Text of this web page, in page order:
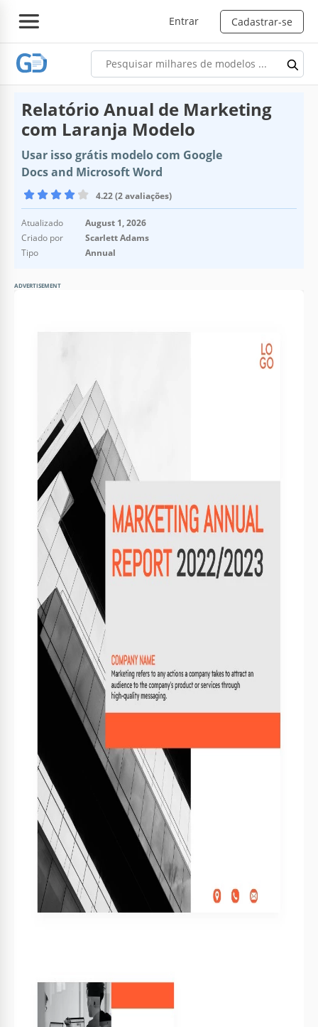
Entrar Cadastrar-se
Relatório Anual de Marketing
com Laranja Modelo
Usar isso grátis modelo com Google
Docs and Microsoft Word
4.22 (2 avaliações)
Atualizado
August 1, 2026
Criado por
Scarlett Adams
Tipo
Annual
ADVERTISEMENT